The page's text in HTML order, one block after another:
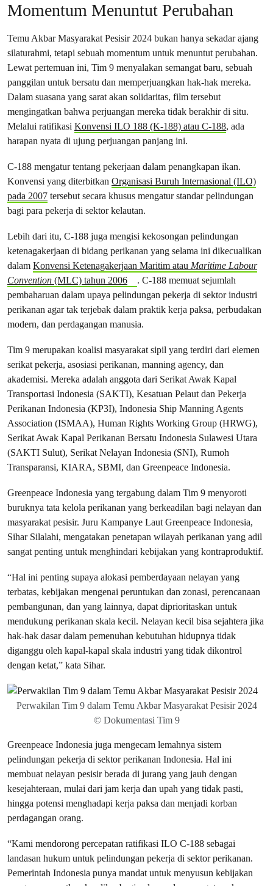
Momentum Menuntut Perubahan
Temu Akbar Masyarakat Pesisir 2024 bukan hanya sekadar ajang
silaturahmi, tetapi sebuah momentum untuk menuntut perubahan.
Lewat pertemuan ini, Tim 9 menyalakan semangat baru, sebuah
panggilan untuk bersatu dan memperjuangkan hak-hak mereka.
Dalam suasana yang sarat akan solidaritas, film tersebut
mengingatkan bahwa perjuangan mereka tidak berakhir di situ.
Melalui ratifikasi Konvensi ILO 188 (K-188) atau C-188, ada
harapan nyata di ujung perjuangan panjang ini.
C-188 mengatur tentang pekerjaan dalam penangkapan ikan.
Konvensi yang diterbitkan Organisasi Buruh Internasional (ILO)
pada 2007 tersebut secara khusus mengatur standar pelindungan
bagi para pekerja di sektor kelautan.
Lebih dari itu, C-188 juga mengisi kekosongan pelindungan
ketenagakerjaan di bidang perikanan yang selama ini dikecualikan
dalam Konvensi Ketenagakerjaan Maritim atau Maritime Labour
Convention (MLC) tahun 2006
. C-188 memuat sejumlah
pembaharuan dalam upaya pelindungan pekerja di sektor industri
perikanan agar tak terjebak dalam praktik kerja paksa, perbudakan
modern, dan perdagangan manusia.
Tim 9 merupakan koalisi masyarakat sipil yang terdiri dari elemen
serikat pekerja, asosiasi perikanan, manning agency, dan
akademisi. Mereka adalah anggota dari Serikat Awak Kapal
Transportasi Indonesia (SAKTI), Kesatuan Pelaut dan Pekerja
Perikanan Indonesia (KP3I), Indonesia Ship Manning Agents
Association (ISMAA), Human Rights Working Group (HRWG),
Serikat Awak Kapal Perikanan Bersatu Indonesia Sulawesi Utara
(SAKTI Sulut), Serikat Nelayan Indonesia (SNI), Rumoh
Transparansi, KIARA, SBMI, dan Greenpeace Indonesia.
Greenpeace Indonesia yang tergabung dalam Tim 9 menyoroti
buruknya tata kelola perikanan yang berkeadilan bagi nelayan dan
masyarakat pesisir. Juru Kampanye Laut Greenpeace Indonesia,
Sihar Silalahi, mengatakan penetapan wilayah perikanan yang adil
sangat penting untuk menghindari kebijakan yang kontraproduktif.
“Hal ini penting supaya alokasi pemberdayaan nelayan yang
terbatas, kebijakan mengenai peruntukan dan zonasi, perencanaan
pembangunan, dan yang lainnya, dapat diprioritaskan untuk
mendukung perikanan skala kecil. Nelayan kecil bisa sejahtera jika
hak-hak dasar dalam pemenuhan kebutuhan hidupnya tidak
diganggu oleh kapal-kapal skala industri yang tidak dikontrol
dengan ketat,” kata Sihar.
Perwakilan Tim 9 dalam Temu Akbar Masyarakat Pesisir 2024
© Dokumentasi Tim 9
Greenpeace Indonesia juga mengecam lemahnya sistem
pelindungan pekerja di sektor perikanan Indonesia. Hal ini
membuat nelayan pesisir berada di jurang yang jauh dengan
kesejahteraan, mulai dari jam kerja dan upah yang tidak pasti,
hingga potensi menghadapi kerja paksa dan menjadi korban
perdagangan orang.
“Kami mendorong percepatan ratifikasi ILO C-188 sebagai
landasan hukum untuk pelindungan pekerja di sektor perikanan.
Pemerintah Indonesia punya mandat untuk menyusun kebijakan